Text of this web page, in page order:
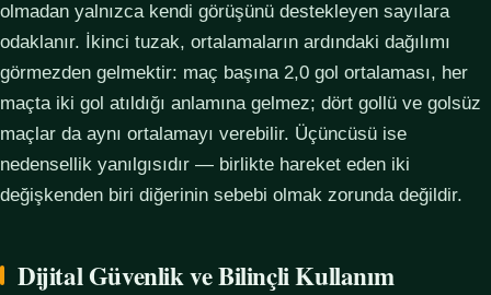
olmadan yalnızca kendi görüşünü destekleyen sayılara
odaklanır. İkinci tuzak, ortalamaların ardındaki dağılımı
görmezden gelmektir: maç başına 2,0 gol ortalaması, her
maçta iki gol atıldığı anlamına gelmez; dört gollü ve golsüz
maçlar da aynı ortalamayı verebilir. Üçüncüsü ise
nedensellik yanılgısıdır — birlikte hareket eden iki
değişkenden biri diğerinin sebebi olmak zorunda değildir.
Dijital Güvenlik ve Bilinçli Kullanım